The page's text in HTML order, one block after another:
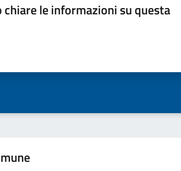
chiare le informazioni su questa